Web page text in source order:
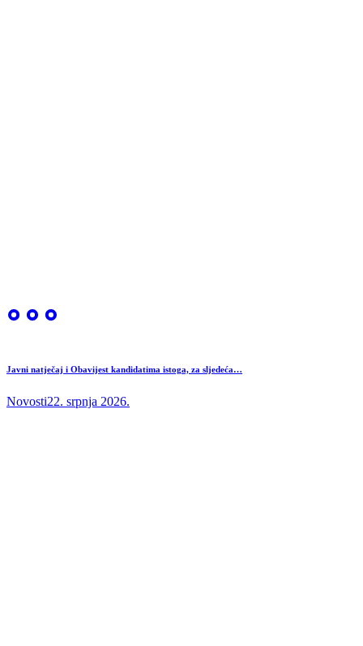
Javni natječaj i Obavijest kandidatima istoga, za sljedeća…
Novosti22. srpnja 2026.